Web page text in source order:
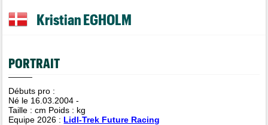
Kristian EGHOLM
PORTRAIT
Débuts pro :
Né le 16.03.2004 -
Taille :cm Poids : kg
Equipe 2026 : Lidl-Trek Future Racing